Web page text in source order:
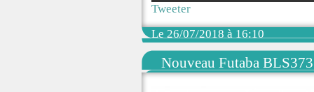
Tweeter
Le 26/07/2018 à 16:10
Nouveau Futaba